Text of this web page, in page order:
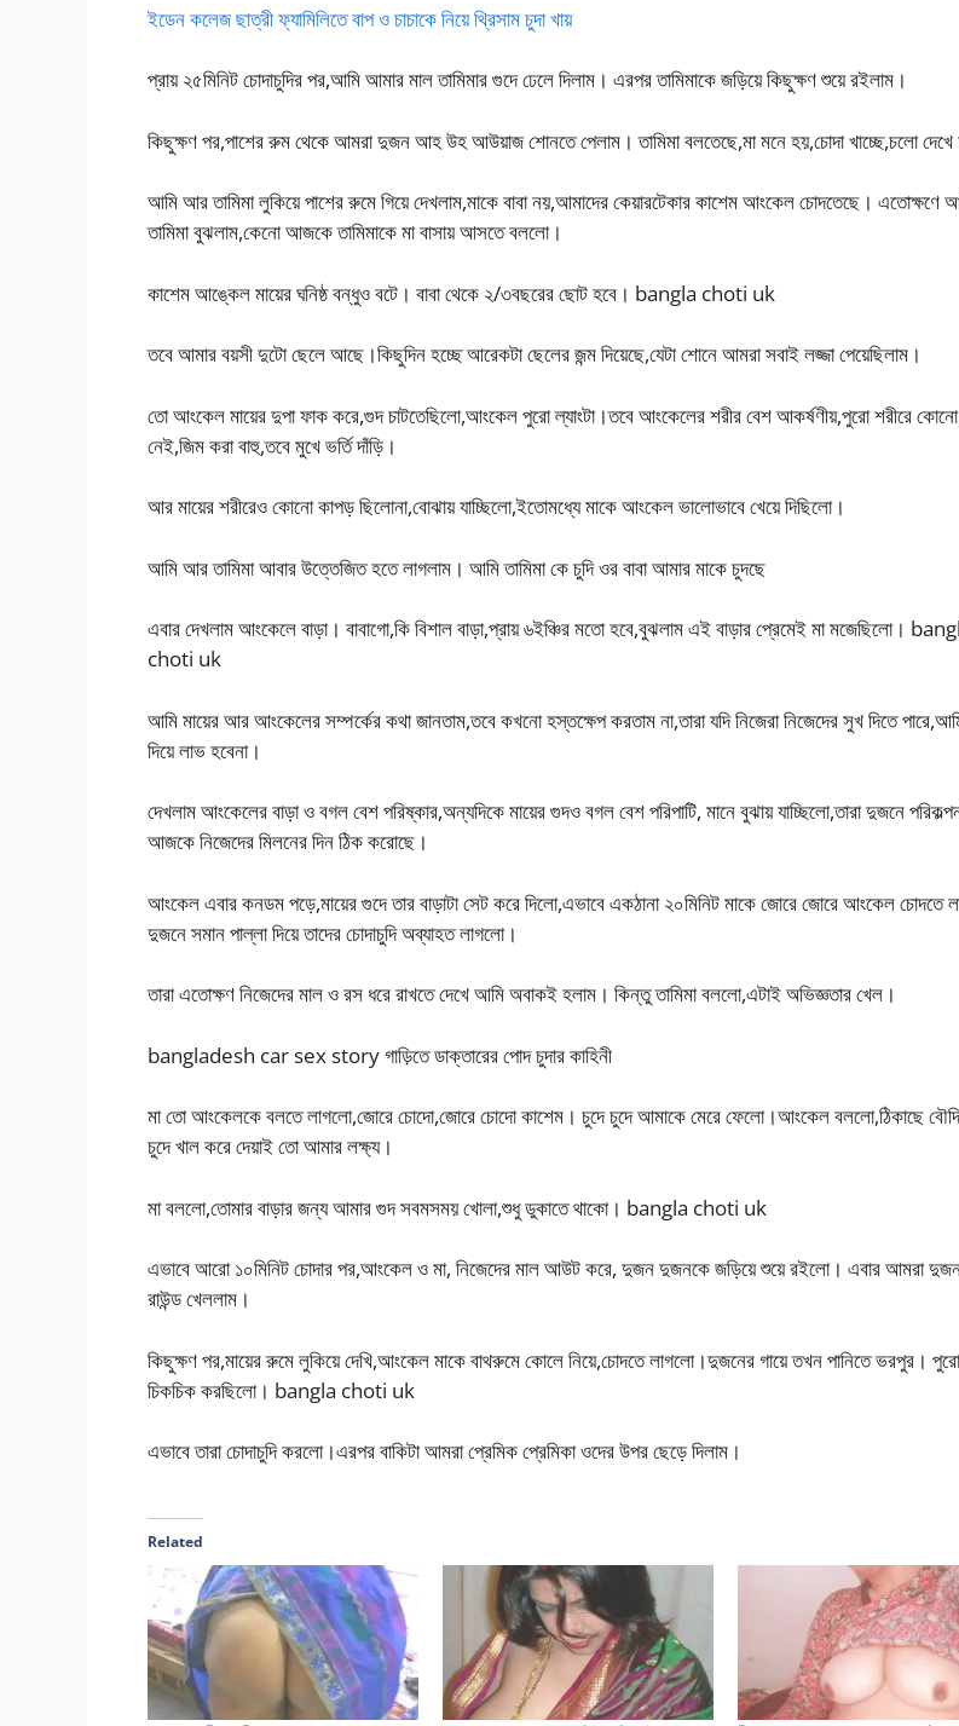
ইডেন কলেজ ছাত্রী ফ্যামিলিতে বাপ ও চাচাকে নিয়ে থ্রিসাম চুদা খায়
প্রায় ২৫মিনিট চোদাচুদির পর,আমি আমার মাল তামিমার গুদে ঢেলে দিলাম। এরপর তামিমাকে জড়িয়ে কিছুক্ষণ শুয়ে রইলাম।
কিছুক্ষণ পর,পাশের রুম থেকে আমরা দুজন আহ উহ আউয়াজ শোনতে পেলাম। তামিমা বলতেছে,মা মনে হয়,চোদা খাচ্ছে,চলো
আমি আর তামিমা লুকিয়ে পাশের রুমে গিয়ে দেখলাম,মাকে বাবা নয়,আমাদের কেয়ারটেকার কাশেম আংকেল চোদতেছে। এতোক্ষণে
তামিমা বুঝলাম,কেনো আজকে তামিমাকে মা বাসায় আসতে বললো।
কাশেম আঙ্কেল মায়ের ঘনিষ্ঠ বন্ধুও বটে। বাবা থেকে ২/৩বছরের ছোট হবে। bangla choti uk
তবে আমার বয়সী দুটো ছেলে আছে।কিছুদিন হচ্ছে আরেকটা ছেলের জন্ম দিয়েছে,যেটা শোনে আমরা সবাই লজ্জা পেয়েছিলাম।
তো আংকেল মায়ের দুপা ফাক করে,গুদ চাটতেছিলো,আংকেল পুরো ল্যাংটা।তবে আংকেলের শরীর বেশ আকর্ষণীয়,পুরো শরীরে
নেই,জিম করা বাহু,তবে মুখে ভর্তি দাঁড়ি।
আর মায়ের শরীরেও কোনো কাপড় ছিলোনা,বোঝায় যাচ্ছিলো,ইতোমধ্যে মাকে আংকেল ভালোভাবে খেয়ে দিছিলো।
আমি আর তামিমা আবার উত্তেজিত হতে লাগলাম। আমি তামিমা কে চুদি ওর বাবা আমার মাকে চুদছে
এবার দেখলাম আংকেলে বাড়া। বাবাগো,কি বিশাল বাড়া,প্রায় ৬ইঞ্চির মতো হবে,বুঝলাম এই বাড়ার প্রেমেই মা মজেছিলো।
choti uk
আমি মায়ের আর আংকেলের সম্পর্কের কথা জানতাম,তবে কখনো হস্তক্ষেপ করতাম না,তারা যদি নিজেরা নিজেদের সুখ দিতে
দিয়ে লাভ হবেনা।
দেখলাম আংকেলের বাড়া ও বগল বেশ পরিষ্কার,অন্যদিকে মায়ের গুদও বগল বেশ পরিপাটি, মানে বুঝায় যাচ্ছিলো,তারা দুজনে
আজকে নিজেদের মিলনের দিন ঠিক করোছে।
আংকেল এবার কনডম পড়ে,মায়ের গুদে তার বাড়াটা সেট করে দিলো,এভাবে একঠানা ২০মিনিট মাকে জোরে জোরে আংকেল চোদতে
দুজনে সমান পাল্লা দিয়ে তাদের চোদাচুদি অব্যাহত লাগলো।
তারা এতোক্ষণ নিজেদের মাল ও রস ধরে রাখতে দেখে আমি অবাকই হলাম। কিন্তু তামিমা বললো,এটাই অভিজ্ঞতার খেল।
bangladesh car sex story গাড়িতে ডাক্তারের পোদ চুদার কাহিনী
মা তো আংকেলকে বলতে লাগলো,জোরে চোদো,জোরে চোদো কাশেম। চুদে চুদে আমাকে মেরে ফেলো।আংকেল বললো,ঠিকাছে
চুদে খাল করে দেয়াই তো আমার লক্ষ্য।
মা বললো,তোমার বাড়ার জন্য আমার গুদ সবমসময় খোলা,শুধু ডুকাতে থাকো। bangla choti uk
এভাবে আরো ১০মিনিট চোদার পর,আংকেল ও মা, নিজেদের মাল আউট করে, দুজন দুজনকে জড়িয়ে শুয়ে রইলো। এবার আমরা
রাউন্ড খেললাম।
কিছুক্ষণ পর,মায়ের রুমে লুকিয়ে দেখি,আংকেল মাকে বাথরুমে কোলে নিয়ে,চোদতে লাগলো।দুজনের গায়ে তখন পানিতে ভরপুর।
চিকচিক করছিলো। bangla choti uk
এভাবে তারা চোদাচুদি করলো।এরপর বাকিটা আমরা প্রেমিক প্রেমিকা ওদের উপর ছেড়ে দিলাম।
Related